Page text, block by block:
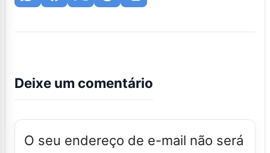
Deixe um comentário
O seu endereço de e-mail não será